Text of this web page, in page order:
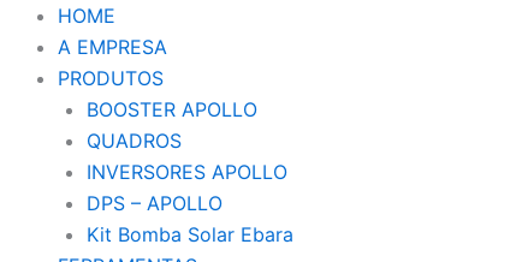
para
conteúdo
HOME
A EMPRESA
PRODUTOS
BOOSTER APOLLO
QUADROS
INVERSORES APOLLO
DPS – APOLLO
Kit Bomba Solar Ebara